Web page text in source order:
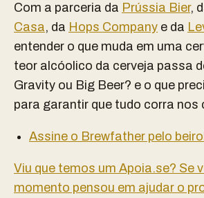
Com a parceria da Prússia Bier,
Casa, da Hops Company e da
entender o que muda em uma
teor alcóolico da cerveja passa
Gravity ou Big Beer? e o que
para garantir que tudo corra nos
Assine o Brewfather pelo
Viu que temos um Apoia.se? Se
momento pensou em ajudar o